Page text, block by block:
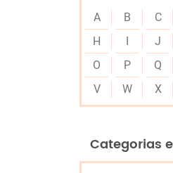
A B C
H
I J
O
P Q
V
W X
Categorias